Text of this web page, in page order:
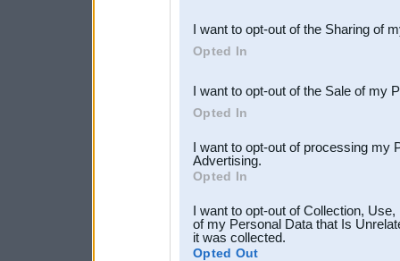
Downstream Participants
third parties.
I want to opt-out of the Sharing of
Opted In
I want to opt-out of the Sale of my
Opted In
I want to opt-out of processing my
Advertising.
Opted In
I want to opt-out of Collection,
of my Personal Data that Is
it was collected.
Opted Out